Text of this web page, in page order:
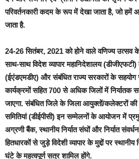
परिवर्तनकारी कदम के रूप में देखा जाता है, जो हमें
जाता है.
24-26 सितंबर, 2021 को होने वाले वणिज्य उत्सव के
साथ-साथ विदेश व्यापार महानिदेशालय (डीजीएफटी)
(ईएंडएमडीए) और संबंधित राज्य सरकारों के
कार्यक्रमों सहित 700 से अधिक जिलों में निर्यातक
जाएगा. संबंधित जिले के जिला आयुक्तों/कलेक्टरों की
समितियां (डीईपीसी) इन सम्मेलनों के आयोजन में
अग्रणी बैंक, स्थानीय निर्यात संघों और निर्यात
हितधारकों से जुड़े विदेशी व्यापार के मुद्दों पर स्थानीय
घंटे के महत्‍वपूर्ण सत्र शामिल होंगे.